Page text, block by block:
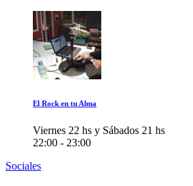
El Rock en tu Alma
Viernes 22 hs y Sábados 21 hs
22:00 - 23:00
Sociales